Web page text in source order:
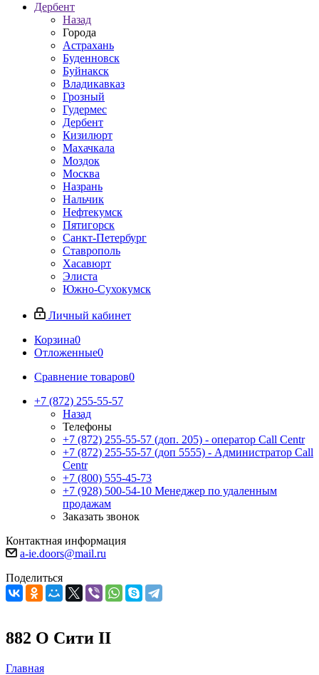
Дербент
Назад
Города
Астрахань
Буденновск
Буйнакск
Владикавказ
Грозный
Гудермес
Дербент
Кизилюрт
Махачкала
Моздок
Москва
Назрань
Нальчик
Нефтекумск
Пятигорск
Санкт-Петербург
Ставрополь
Хасавюрт
Элиста
Южно-Сухокумск
Личный кабинет
Корзина0
Отложенные0
Сравнение товаров0
+7 (872) 255-55-57
Назад
Телефоны
+7 (872) 255-55-57 (доп. 205) - оператор Call Centr
+7 (872) 255-55-57 (доп 5555) - Администратор Call
Centr
+7 (800) 555-45-73
+7 (928) 500-54-10 Менеджер по удаленным
продажам
Заказать звонок
Контактная информация
a-ie.doors@mail.ru
Поделиться
882 О Cити II
Главная